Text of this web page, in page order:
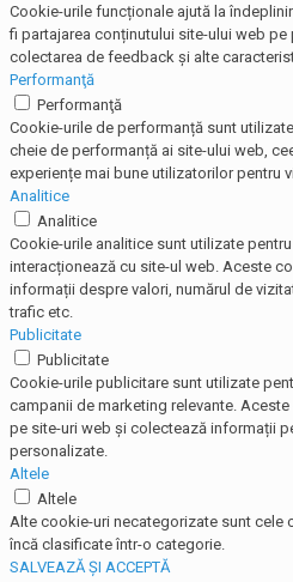
Cookie-urile funcționale ajută la
fi partajarea conținutului site-ului web
colectarea de feedback și alte
Performanţă
Performanţă
Cookie-urile de performanță sunt
cheie de performanță ai site-ului web,
experiențe mai bune utilizatorilor pentru
Analitice
Analitice
Cookie-urile analitice sunt utilizate
interacționează cu site-ul web. Aceste
informații despre valori, numărul de
trafic etc.
Publicitate
Publicitate
Cookie-urile publicitare sunt utilizate
campanii de marketing relevante.
pe site-uri web și colectează informații
personalizate.
Altele
Altele
Alte cookie-uri necategorizate sunt cele
încă clasificate într-o categorie.
SALVEAZĂ ȘI ACCEPTĂ